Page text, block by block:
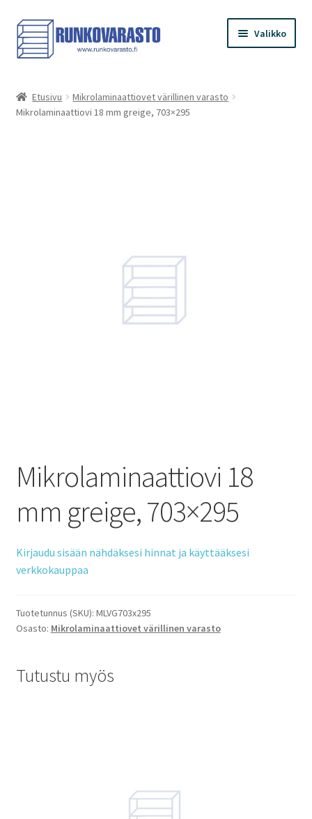
Siirry
navigointiin
Siirry
sisältöön
Valikko
Kauppa
Etusivu
Mikrolaminaattiovet värillinen varasto
Mikrolaminaattiovi 18 mm greige, 703×295
Mikrolaminaattiovi 18
mm greige, 703×295
Kirjaudu sisään nähdäksesi hinnat ja käyttääksesi
verkkokauppaa
Tuotetunnus (SKU): MLVG703x295
Osasto: Mikrolaminaattiovet värillinen varasto
Tutustu myös